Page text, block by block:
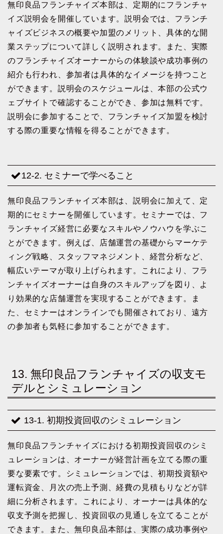
無印良品フランチャイズ本部は、定期的にフランチャ
イズ説明会を開催しています。説明会では、フランチ
ャイズビジネスの概要や加盟のメリット、具体的な開
業ステップについて詳しく説明されます。また、実際
のフランチャイズオーナーからの体験談や成功事例の
紹介も行われ、参加者は具体的なイメージを持つこと
ができます。説明会のスケジュールは、本部の公式ウ
ェブサイトで確認することができ、参加は無料です。
説明会に参加することで、フランチャイズ加盟を検討
する際の重要な情報を得ることができます。
12-2. セミナーで学べること
無印良品フランチャイズ本部は、説明会に加えて、定
期的にセミナーを開催しています。セミナーでは、フ
ランチャイズ経営に必要なスキルやノウハウを学ぶこ
とができます。例えば、店舗運営の基礎からマーケテ
ィング戦略、スタッフマネジメント、経営分析など、
幅広いテーマが取り上げられます。これにより、フラ
ンチャイズオーナーは自身のスキルアップを図り、よ
り効果的な店舗運営を実現することができます。ま
た、セミナーはオンラインでも開催されており、遠方
の参加者も気軽に参加することができます。
13. 無印良品フランチャイズの収支モ
デルとシミュレーション
13-1. 初期投資回収のシミュレーション
無印良品フランチャイズにおける初期投資回収のシミ
ュレーションは、オーナーが経営計画を立てる際の重
要な要素です。シミュレーションでは、初期投資額や
運転資金、月次の売上予測、経費の見積もりなどが詳
細に分析されます。これにより、オーナーは具体的な
収支予測を把握し、投資回収の見通しを立てることが
できます。また、無印良品本部は、実際の成功事例や